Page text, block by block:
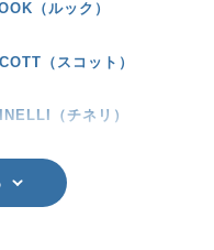
（ルック）
（スコット）
（チネリ）